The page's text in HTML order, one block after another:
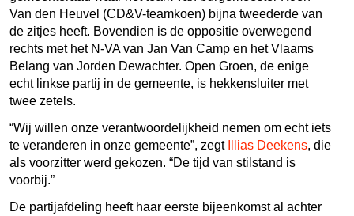
Van den Heuvel (CD&V-teamkoen) bijna tweederde van
de zitjes heeft. Bovendien is de oppositie overwegend
rechts met het N-VA van Jan Van Camp en het Vlaams
Belang van Jorden Dewachter. Open Groen, de enige
echt linkse partij in de gemeente, is hekkensluiter met
twee zetels.
“Wij willen onze verantwoordelijkheid nemen om echt iets
te veranderen in onze gemeente”, zegt
Illias Deekens, die
als voorzitter werd gekozen. “De tijd van stilstand is
voorbij.”
De partijafdeling heeft haar eerste bijeenkomst al achter